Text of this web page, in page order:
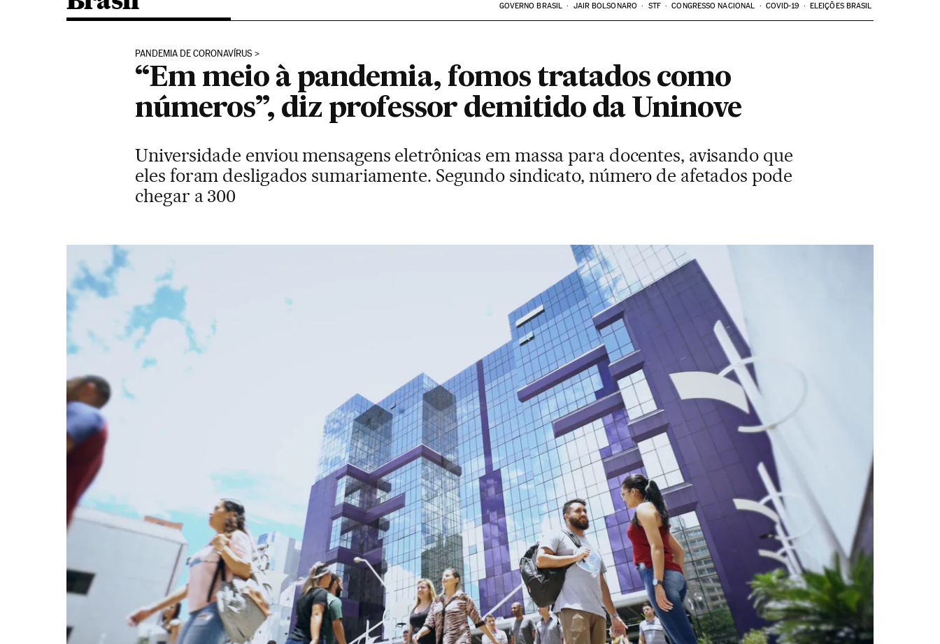
GOVERNO BRASIL JAIR BOLSONARO STF CONGRESSO NACIONAL COVID-19 ELEIÇÕES BRASIL
PANDEMIA DE CORONAVÍRUS
“Em meio à pandemia, fomos tratados como
números”, diz professor demitido da Uninove
Universidade enviou mensagens eletrônicas em massa para docentes, avisando que
eles foram desligados sumariamente. Segundo sindicato, número de afetados pode
chegar a 300